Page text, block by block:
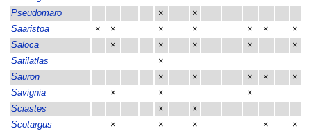
Pseudomaro
×
×
Saaristoa
× × × × × ×
×
Saloca
× × × ×
×
Satilatlas
×
Sauron
× × × × ×
Savignia
× ×
×
Sciastes
×
×
Scotargus
× × × ×
×